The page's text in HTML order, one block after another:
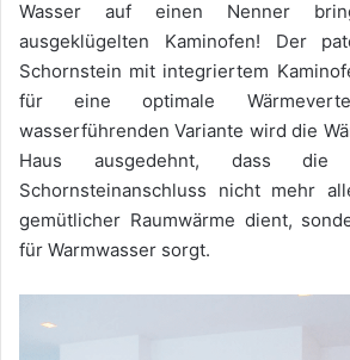
Wasser auf einen Nenner
ausgeklügelten Kaminofen! Der
Schornstein mit integriertem
für eine optimale
wasserführenden Variante wird die
Haus ausgedehnt, dass die
Schornsteinanschluss nicht mehr
gemütlicher Raumwärme dient,
für Warmwasser sorgt.